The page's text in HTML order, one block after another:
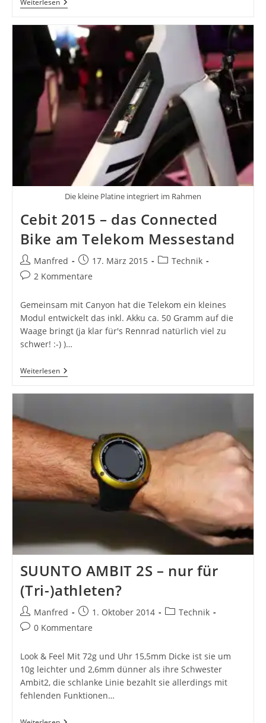
Weiterlesen
One
Mit
ANT+
Support!
Die kleine Platine integriert im Rahmen
Cebit 2015 – das Connected
Bike am Telekom Messestand
Beitrags-
Autor:
Manfred
Beitrag
veröffentlicht:
17. März 2015
Beitrags-
Technik
Beitrags-
2 Kommentare
Gemeinsam mit Canyon hat die Telekom ein kleines
Modul entwickelt das inkl. Akku ca. 50 Gramm auf die
Waage bringt (ja klar für's Rennrad natürlich viel zu
schwer! :-) )…
WeiterlesenCebit
2015
Am
Telekom
Messestand
SUUNTO AMBIT 2S – nur für
(Tri-)athleten?
Beitrags-
Autor:
Manfred
Beitrag
veröffentlicht:
1. Oktober 2014
Beitrags-
Technik
Beitrags-
0 Kommentare
Look & Feel Mit 72g und Uhr 15,5mm Dicke ist sie um
10g leichter und 2,6mm dünner als ihre Schwester
Ambit2, die schlanke Linie bezahlt sie allerdings mit
fehlenden Funktionen…